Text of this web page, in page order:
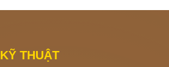
KỸ THUẬT